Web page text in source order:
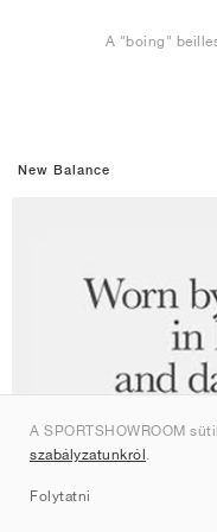
A "boing"
New Balance
A SPORTSHOWROOM
szabályzatunkról.
Folytatni